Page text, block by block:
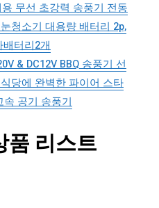
무선 초강력 송풍기 전동
청소기 대용량 배터리 2p,
배터리2개
& DC12V BBQ 송풍기 선
당에 완벽한 파이어 스타
공기 송풍기
품 리스트